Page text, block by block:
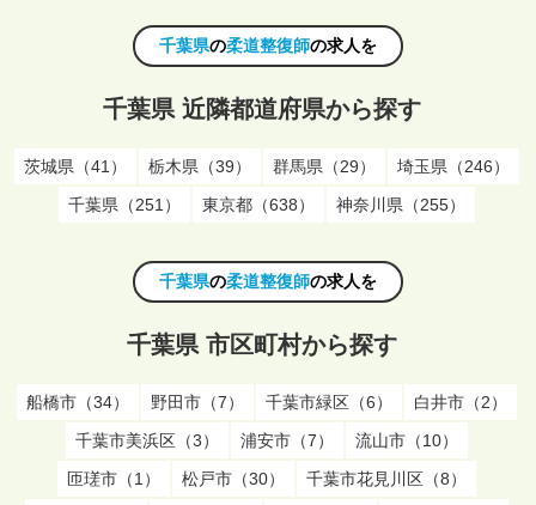
千葉県の柔道整復師の求人を
千葉県 近隣都道府県から探す
茨城県（41） 栃木県（39） 群馬県（29）
埼玉県（246）
千葉県（251）
東京都（638） 神奈川県（255）
千葉県の柔道整復師の求人を
千葉県 市区町村から探す
船橋市（34） 野田市（7） 千葉市緑区（6）
白井市（2）
千葉市美浜区（3）
浦安市（7）
流山市（10）
匝瑳市（1）
松戸市（30）
千葉市花見川区（8）